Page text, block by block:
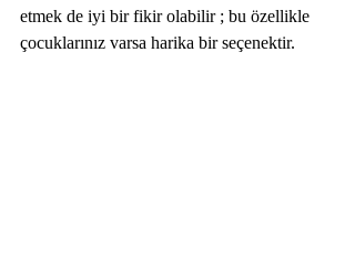
etmek de iyi bir fikir olabilir ; bu özellikle
çocuklarınız varsa harika bir seçenektir.